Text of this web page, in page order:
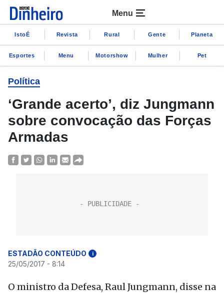
Menu
IstoÉ Revista Rural Gente Planeta
Esportes Menu Motorshow Mulher Pet
Política
‘Grande acerto’, diz Jungmann
sobre convocação das Forças
Armadas
ESTADÃO CONTEÚDO i
25/05/2017 - 8:14
O ministro da Defesa, Raul Jungmann, disse na